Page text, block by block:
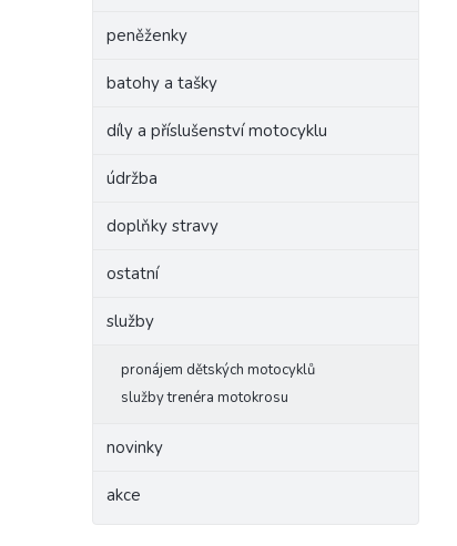
peněženky
batohy a tašky
díly a příslušenství motocyklu
údržba
doplňky stravy
ostatní
služby
pronájem dětských motocyklů
služby trenéra motokrosu
novinky
akce